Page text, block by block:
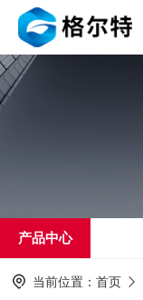
产品中心
当前位置： 首页